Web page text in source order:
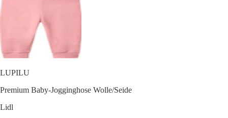
LUPILU
Premium Baby-Jogginghose Wolle/Seide
Lidl